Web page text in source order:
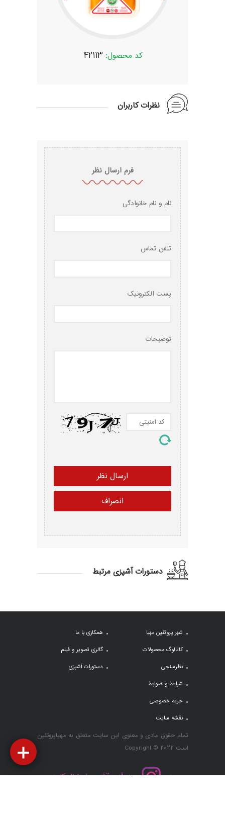
کد محصول: 42113
نظرات کاربران
فرم ارسال نظر
نام و نام خانوادگی
تلفن تماس
پست الکترونیک
توضیحات
دستورات آشپزی مرتبط
شهر پروتئین مهیا
کاتالوگ محصولات
نظرسنجی
همکاری با ما
گالری تصویر و فیلم
دستورات آشپزی
شرایط و ضوابط
حریم خصوصی
نقشه سایت
تمام حقوق مادی و معنوی این سایت متعلق به مهیاپروتئین
است Copyright © 2022